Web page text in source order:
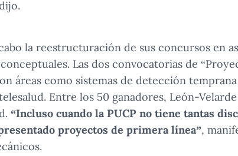
la reestructuración de sus concursos en
Las dos convocatorias de
áreas como sistemas de detección
Entre los 50 ganadores, León-
“Incluso cuando la PUCP no tiene tantas
proyectos de primera línea”,